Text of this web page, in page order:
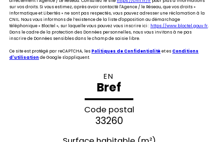
sur vos droits. Si vous estimez, après avoir contacté l'Agence / le Réseau, que vos droits «
Informatique et Libertés » ne sont pas respectés, vous pouvez adresser une réclamation à la
CNIL. Nous vous informons de l’existence de la liste d'opposition au démarchage
téléphonique « Bloctel », sur laquelle vous pouvez vous inscrire ici : https://www.bloctel.gouv.fr.
Dans le cadre de la protection des Données personnelles, nous vous invitons à ne pas
inscrire de Données sensibles dans le champ de saisie libre.
Ce site est protégé par reCAPTCHA, lesPolitiques de Confidentialitéet esConditions
d'utilisationde Google s'appliquent.
EN
Bref
Code postal
33260